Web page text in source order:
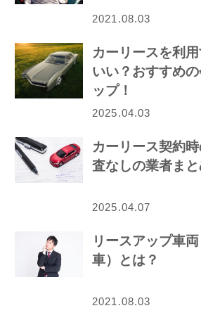
2021.08.03
カーリースを利
いい？おすすめ
ップ！
2025.04.03
カーリース契約
査なしの業者ま
2025.04.07
リースアップ車
車）とは？
2021.08.03